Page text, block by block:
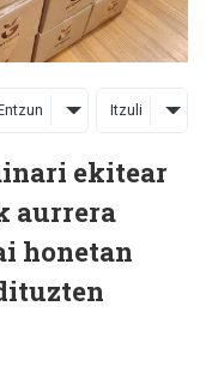
Itzuli
ekitear
aurrera
honetan